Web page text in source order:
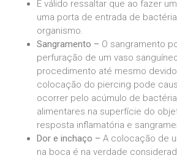
É válido ressaltar que ao fazer
uma porta de entrada de
organismo.
Sangramento – O sangramento
perfuração de um vaso
procedimento até mesmo
colocação do piercing pode
ocorrer pelo acúmulo de
alimentares na superfície do
resposta inflamatória e
Dor e inchaço – A colocação de
na boca é na verdade